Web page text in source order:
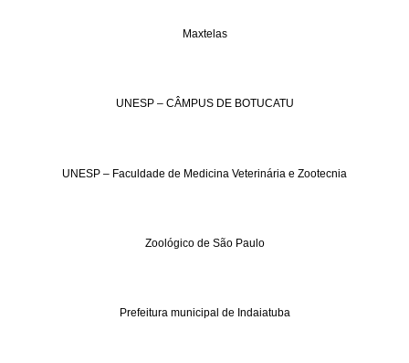
Maxtelas
UNESP – CÂMPUS DE BOTUCATU
UNESP – Faculdade de Medicina Veterinária e Zootecnia
Zoológico de São Paulo
Prefeitura municipal de Indaiatuba